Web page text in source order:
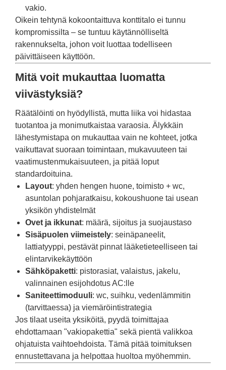
vakio.
Oikein tehtynä kokoontaittuva konttitalo ei tunnu
kompromissilta – se tuntuu käytännölliseltä
rakennukselta, johon voit luottaa todelliseen
päivittäiseen käyttöön.
Mitä voit mukauttaa luomatta
viivästyksiä?
Räätälöinti on hyödyllistä, mutta liika voi hidastaa
tuotantoa ja monimutkaistaa varaosia. Älykkäin
lähestymistapa on mukauttaa vain ne kohteet, jotka
vaikuttavat suoraan toimintaan, mukavuuteen tai
vaatimustenmukaisuuteen, ja pitää loput
standardoituina.
Layout: yhden hengen huone, toimisto + wc,
asuntolan pohjaratkaisu, kokoushuone tai usean
yksikön yhdistelmät
Ovet ja ikkunat: määrä, sijoitus ja suojaustaso
Sisäpuolen viimeistely: seinäpaneelit,
lattiatyyppi, pestävät pinnat lääketieteelliseen tai
elintarvikekäyttöön
Sähköpaketti: pistorasiat, valaistus, jakelu,
valinnainen esijohdotus AC:lle
Saniteettimoduuli: wc, suihku, vedenlämmitin
(tarvittaessa) ja viemäröintistrategia
Jos tilaat useita yksiköitä, pyydä toimittajaa
ehdottamaan "vakiopakettia" sekä pientä valikkoa
ohjatuista vaihtoehdoista. Tämä pitää toimituksen
ennustettavana ja helpottaa huoltoa myöhemmin.